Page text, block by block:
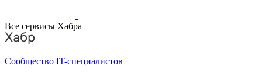
Все сервисы Хабра
Сообщество IT-специалистов